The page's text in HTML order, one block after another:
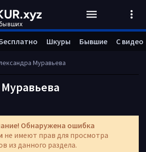
Муравьева
Обнаружена ошибка
не имеют прав для просмотра
из данного раздела.
Шкуры Бывшие С видео